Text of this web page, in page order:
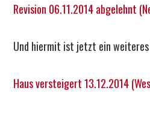
Revision 06.11.2014 abgelehnt
Und hiermit ist jetzt ein
Haus versteigert 13.12.2014